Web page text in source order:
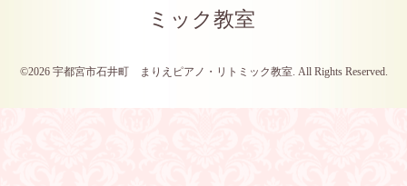
ミック教室
©2026 宇都宮市石井町 まりえピアノ・リトミック教室. All Rights Reserved.